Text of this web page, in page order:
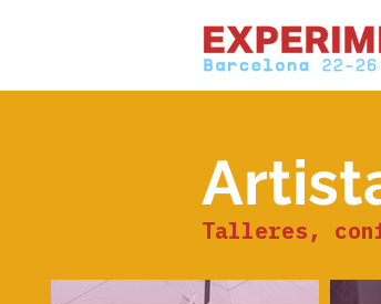
Talleres,